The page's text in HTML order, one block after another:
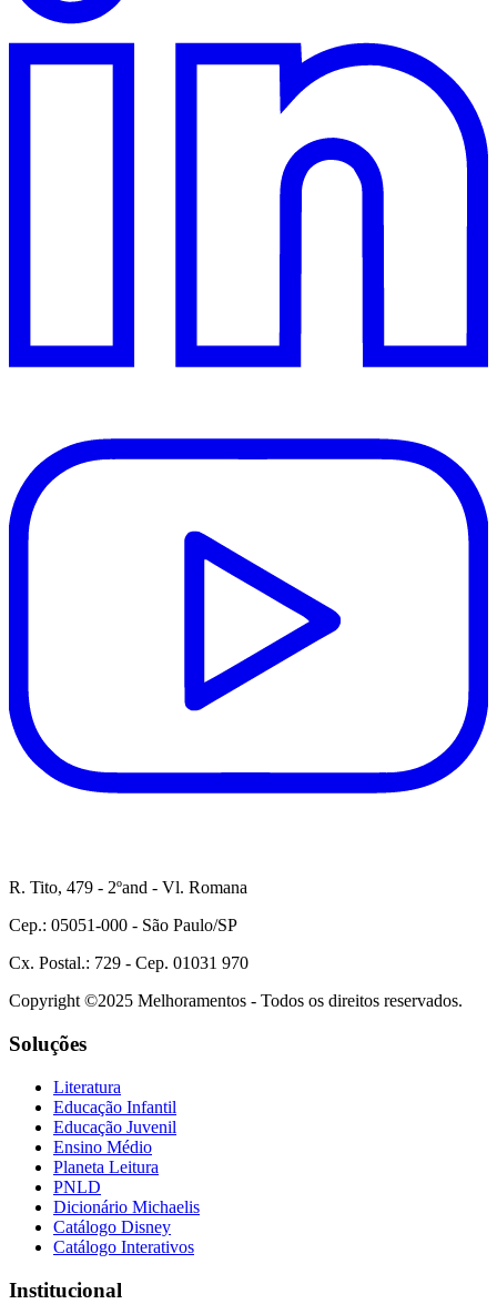
R. Tito, 479 - 2ºand - Vl. Romana
Cep.: 05051-000 - São Paulo/SP
Cx. Postal.: 729 - Cep. 01031 970
Copyright ©2025 Melhoramentos - Todos os direitos reservados.
Soluções
Literatura
Educação Infantil
Educação Juvenil
Ensino Médio
Planeta Leitura
PNLD
Dicionário Michaelis
Catálogo Disney
Catálogo Interativos
Institucional